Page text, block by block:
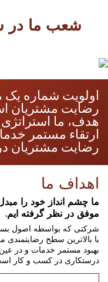
شعب ما در
اولویت شماره
رضایت مشتریان
هدف، ما
ارتقاء مستمر
رضایت مشتریان
اهداف ما
ما چشم انداز خود را
موفق در نظر گرفته ایم.
شرکتی که بواسطه اصول
با بالاترین سطح
بهبود مستمر خدمات و در عین
درستکاری در کسب و کار